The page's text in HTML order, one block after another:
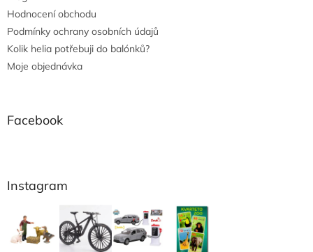
Hodnocení obchodu
Podmínky ochrany osobních údajů
Kolik helia potřebuji do balónků?
Moje objednávka
Facebook
Instagram